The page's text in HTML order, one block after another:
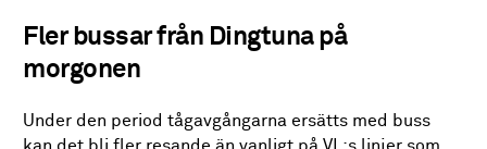
Fler bussar från Dingtuna på
morgonen
Under den period tågavgångarna ersätts med buss